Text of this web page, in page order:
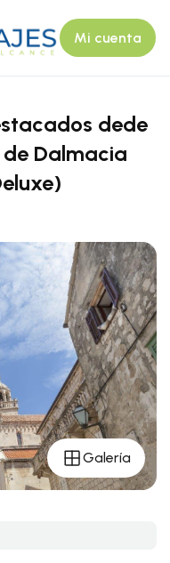
Mi cuenta
dede
Dalmacia
Galería